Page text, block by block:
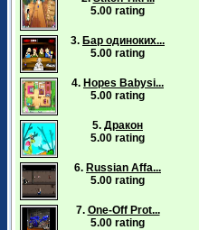
5.00 rating
3. Бар одиноких...
5.00 rating
4. Hopes Babysi...
5.00 rating
5. Дракон
5.00 rating
6. Russian Affa...
5.00 rating
7. One-Off Prot...
5.00 rating